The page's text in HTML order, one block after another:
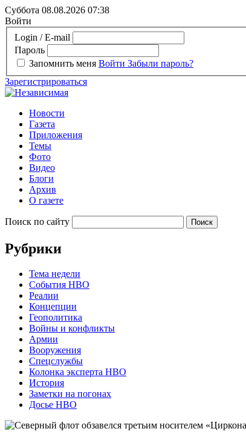
Суббота 08.08.2026 07:38
Войти
Login / E-mail
Пароль
Запомнить меня Войти Забыли пароль?
Зарегистрироваться
Новости
Газета
Приложения
Темы
Фото
Видео
Блоги
Архив
О газете
Поиск по сайту
Рубрики
Тема недели
События НВО
Реалии
Концепции
Геополитика
Войны и конфликты
Армии
Вооружения
Спецслужбы
Колонка эксперта НВО
История
Заметки на погонах
Досье НВО